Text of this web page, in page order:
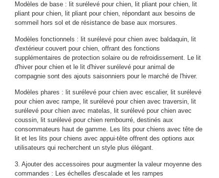
Modèles de base : lit surélevé pour chien, lit pliant pour chien, lit
pliant pour chien, lit pliant pour chien, répondant aux besoins de
sommeil hors sol et de résistance de base aux morsures.
Modèles fonctionnels : lit surélevé pour chien avec baldaquin, lit
d'extérieur couvert pour chien, offrant des fonctions
supplémentaires de protection solaire ou de refroidissement. Le lit
d'hiver pour chien et le lit d'hiver surélevé pour animal de
compagnie sont des ajouts saisonniers pour le marché de l'hiver.
Modèles phares : lit surélevé pour chien avec escalier, lit surélevé
pour chien avec rampe, lit surélevé pour chien avec traversin, lit
surélevé pour chien avec matelas, lit surélevé pour chien avec
coussin, lit surélevé pour chien rembourré, destinés aux
consommateurs haut de gamme. Les lits pour chiens avec tête de
lit et les lits pour chiens avec appui-tête offrent des options aux
utilisateurs qui recherchent un style plus élégant.
3. Ajouter des accessoires pour augmenter la valeur moyenne des
commandes : Les échelles d'escalade et les rampes